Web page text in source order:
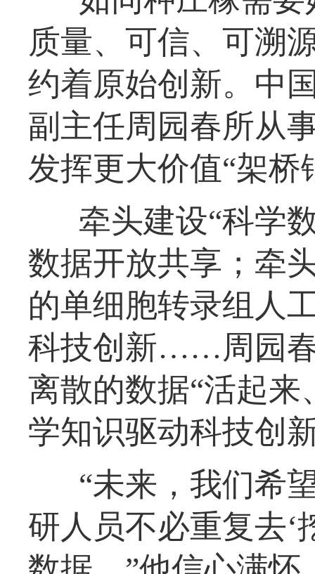
质量、可信、可溯
约着原始创新。中
副主任周园春所从
发挥更大价值“架桥
牵头建设“科学
数据开放共享；牵
的单细胞转录组人
科技创新……周园
离散的数据“活起
学知识驱动科技创
“未来，我们希
研人员不必重复去‘